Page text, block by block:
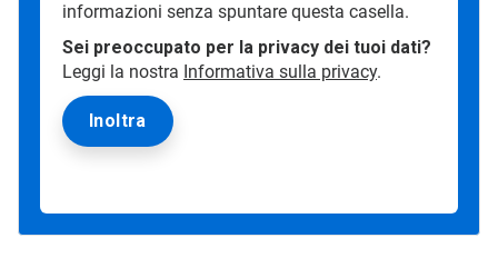
informazioni senza spuntare questa casella.
Sei preoccupato per la privacy dei tuoi dati?
Leggi la nostra Informativa sulla privacy.